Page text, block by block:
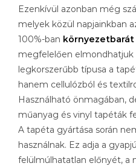
Ezenkívül azonban még
melyek közül napjainkban
100%-ban
megfelelően elmondhatjuk
legkorszerűbb típusa a
hanem cellulózból és
Használható önmagában,
műanyag és vinyl tapéták
A tapéta gyártása során
használnak. Ez adja a
felülmúlhatatlan előnyét, a